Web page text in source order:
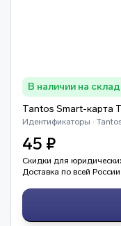
В наличии на
Tantos Smart-карта
Идентификаторы ·
45 ₽
Скидки для
Доставка по всей России